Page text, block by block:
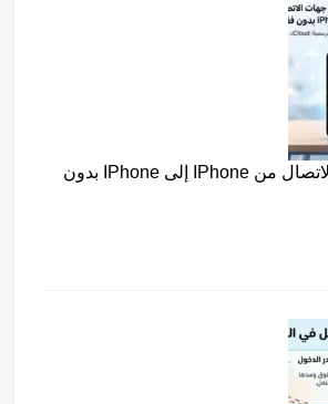
كيف تنقل جهات الاتصال من IPhone إلى IPhone بدون